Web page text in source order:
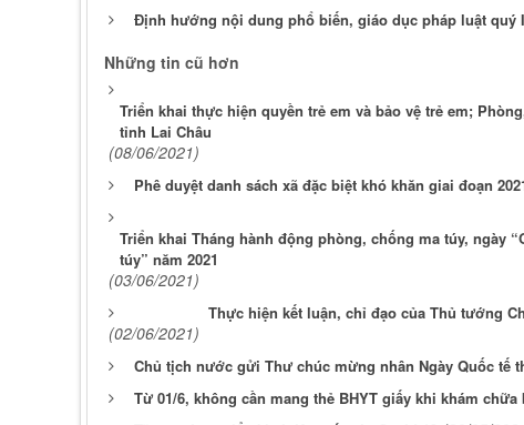
Định hướng nội dung phổ biến, giáo dục pháp luật quý
Những tin cũ hơn
Triển khai thực hiện quyền trẻ em và bảo vệ trẻ em;
tỉnh Lai Châu
(08/06/2021)
Phê duyệt danh sách xã đặc biệt khó khăn giai đoạn
Triển khai Tháng hành động phòng, chống ma túy, ngày
túy” năm 2021
(03/06/2021)
Thực hiện kết luận, chỉ đạo của Thủ tướng
(02/06/2021)
Chủ tịch nước gửi Thư chúc mừng nhân Ngày Quốc tế
Từ 01/6, không cần mang thẻ BHYT giấy khi khám chữa